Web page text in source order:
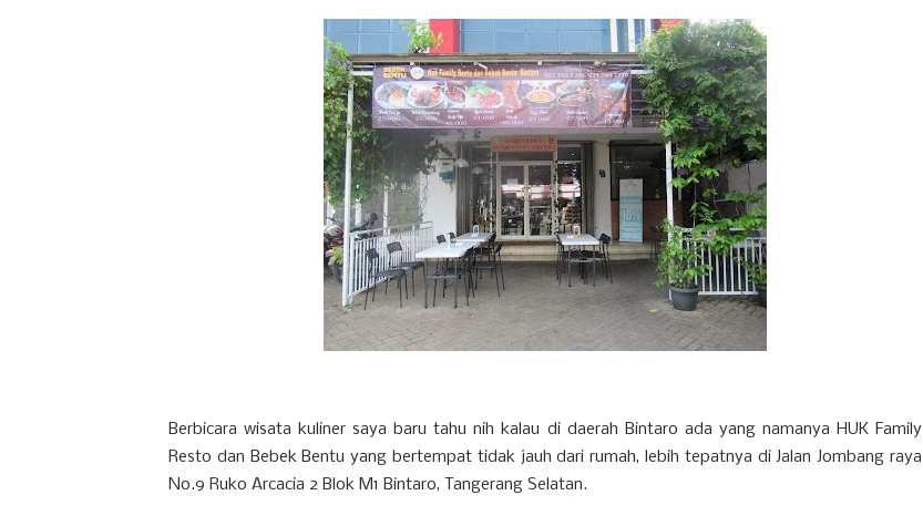
Berbicara wisata kuliner saya baru tahu nih kalau di daerah Bintaro ada yang namanya HUK Family
Resto dan Bebek Bentu yang bertempat tidak jauh dari rumah, lebih tepatnya di Jalan Jombang raya
No.9 Ruko Arcacia 2 Blok M1 Bintaro, Tangerang Selatan.